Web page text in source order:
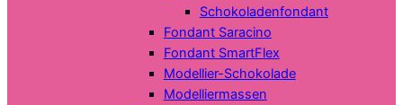
Schokoladenfondant
Fondant Saracino
Fondant SmartFlex
Modellier-Schokolade
Modelliermassen